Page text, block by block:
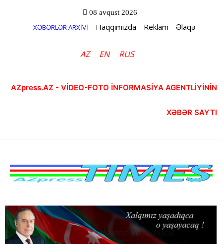
08 avqust 2026
XƏBƏRLƏR ARXİVİ Haqqımızda Reklam Əlaqə
AZ EN RUS
AZpress.AZ - VİDEO-FOTO İNFORMASİYA AGENTLİYİNİN
XƏBƏR SAYTI